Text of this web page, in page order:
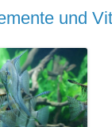
und